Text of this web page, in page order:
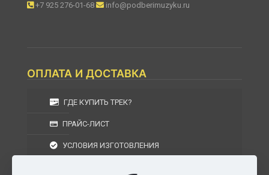
+7 925 276-01-68 info@podberimuzyku.ru
ОПЛАТА И ДОСТАВКА
ГДЕ КУПИТЬ ТРЕК?
ПРАЙС-ЛИСТ
УСЛОВИЯ ИЗГОТОВЛЕНИЯ